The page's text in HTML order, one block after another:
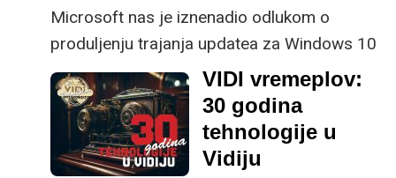
Microsoft nas je iznenadio odlukom o
produljenju trajanja updatea za Windows 10
OS do 2026. godine. VIDI vremeplov:
30 godina
tehnologije u
Vidiju